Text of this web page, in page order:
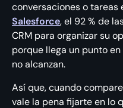
conversaciones o tareas
Salesforce, el 92 % de
CRM para organizar su
porque llega un punto
no alcanzan.
Así que, cuando
vale la pena fijarte en lo